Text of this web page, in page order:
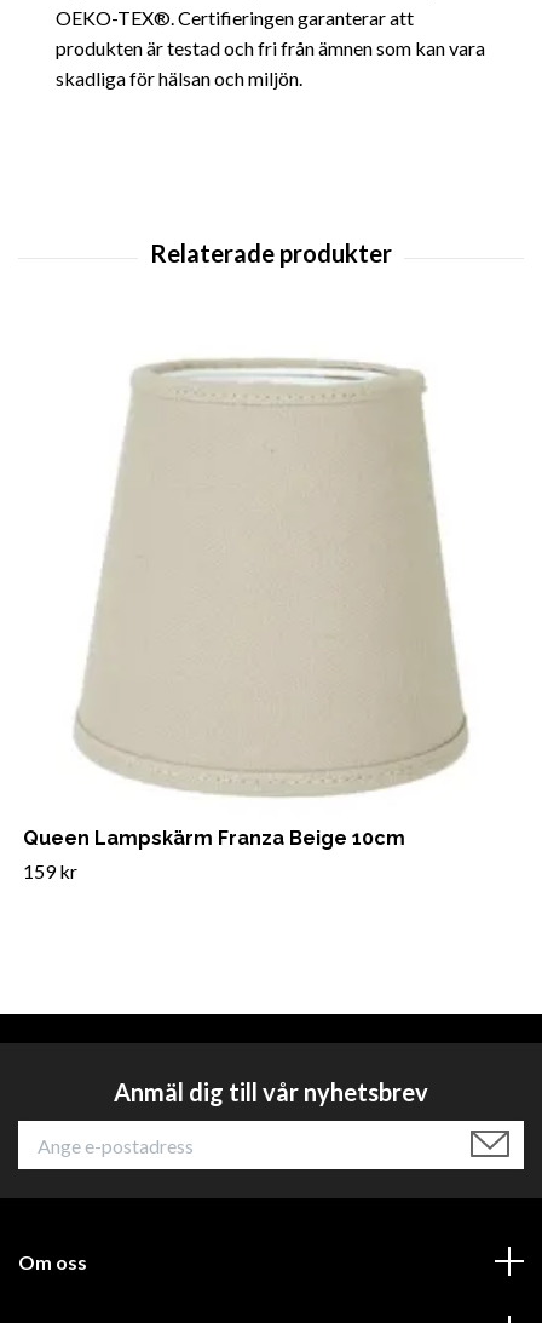
OEKO-TEX®. Certifieringen garanterar att
produkten är testad och fri från ämnen som kan vara
skadliga för hälsan och miljön.
Queen Lampskärm Franza Beige 10cm
159 kr
Anmäl dig till vår nyhetsbrev
Om oss